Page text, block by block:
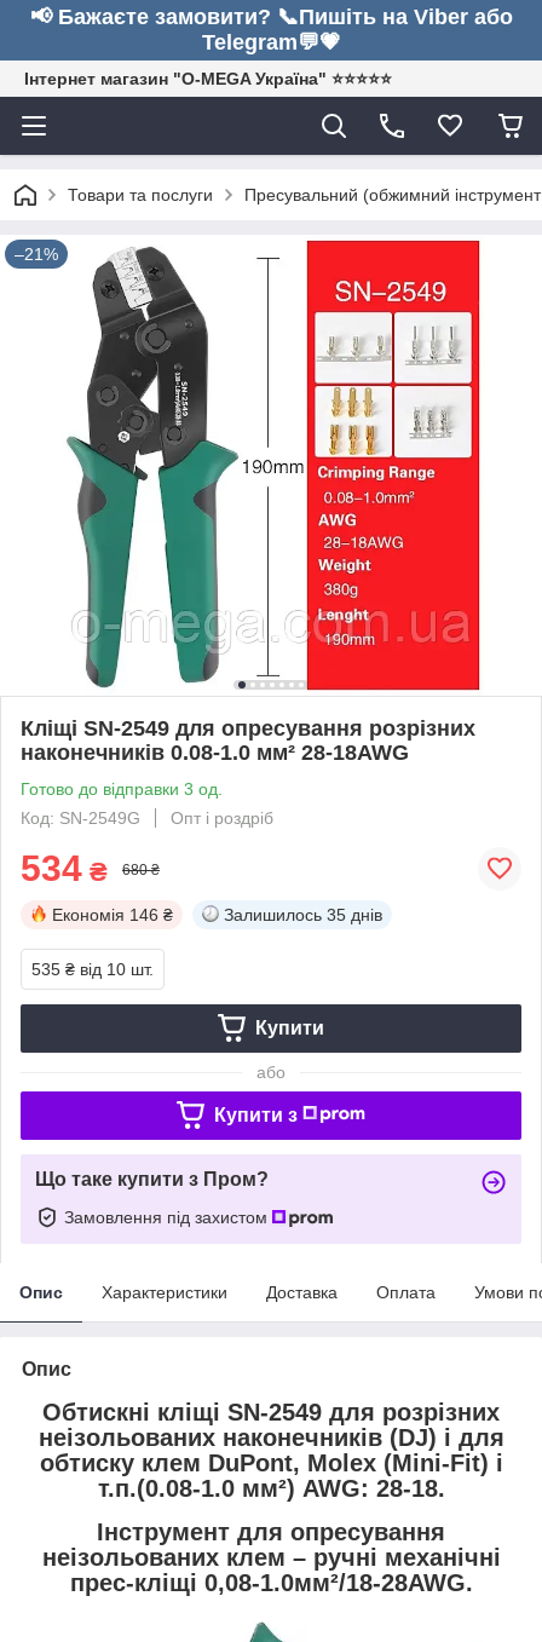
📢 Бажаєте замовити? 📞Пишіть на Viber або
Telegram💬💗
Інтернет магазин "O-MEGA Україна" ⭐⭐⭐⭐⭐
Товари та послуги Пресувальний (обжимний інструмент
–21%
Кліщі SN-2549 для опресування розрізних
наконечників 0.08-1.0 мм² 28-18AWG
Готово до відправки 3 од.
Код: SN-2549G
Опт і роздріб
534 ₴ 680 ₴
Економія 146 ₴ Залишилось 35 днів
535 ₴ від 10 шт.
Купити
або
Купити з
Що таке купити з Пром?
Замовлення під захистом
Опис Характеристики Доставка Оплата Умови
Опис
Обтискні кліщі SN-2549 для розрізних
неізольованих наконечників (DJ) і для
обтиску клем DuPont, Molex (Mini-Fit) і
т.п.(0.08-1.0 мм²) AWG: 28-18.
Інструмент для опресування
неізольованих клем – ручні механічні
прес-кліщі 0,08-1.0мм²/18-28AWG.